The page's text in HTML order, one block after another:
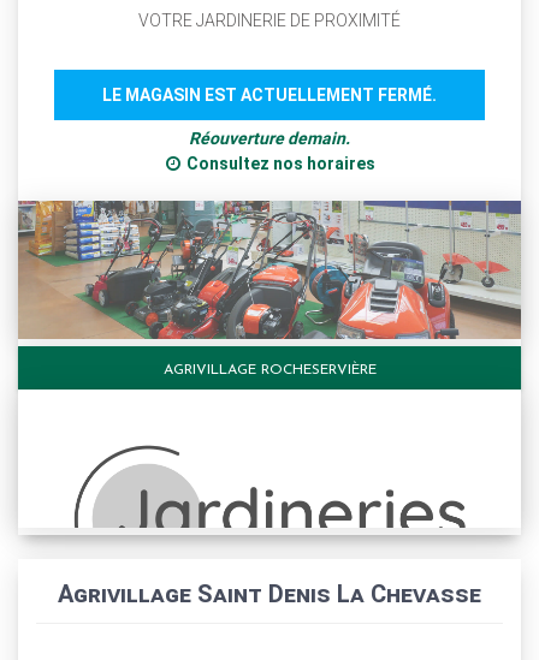
VOTRE JARDINERIE DE PROXIMITÉ
LE MAGASIN EST ACTUELLEMENT FERMÉ.
Réouverture demain.
Consultez nos horaires
AGRIVILLAGE ROCHESERVIÈRE
Agrivillage Saint Denis La Chevasse